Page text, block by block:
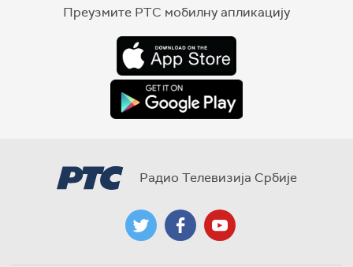
Преузмите РТС мобилну апликацију
Радио Телевизија Србије